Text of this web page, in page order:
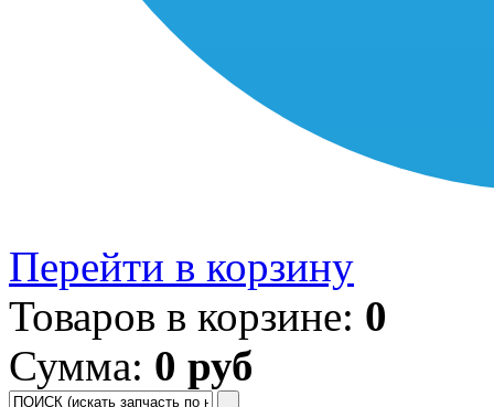
Перейти в корзину
Товаров в корзине: 0
Сумма: 0 руб